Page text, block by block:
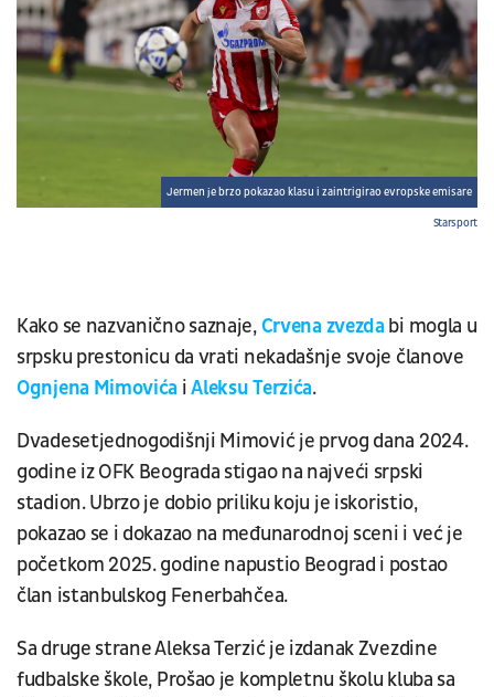
Starsport
Jermen je brzo pokazao klasu i zaintrigirao evropske emisare
Kako se nazvanično saznaje,Crvena zvezdabi mogla u
srpsku prestonicu da vrati nekadašnje svoje članove
Ognjena Mimovića iAleksu Terzića.
Dvadesetjednogodišnji Mimović je prvog dana 2024.
godine iz OFK Beograda stigao na najveći srpski
stadion. Ubrzo je dobio priliku koju je iskoristio,
pokazao se i dokazao na međunarodnoj sceni i već je
početkom 2025. godine napustio Beograd i postao
član istanbulskog Fenerbahčea.
Sa druge strane Aleksa Terzić je izdanak Zvezdine
fudbalske škole, Prošao je kompletnu školu kluba sa